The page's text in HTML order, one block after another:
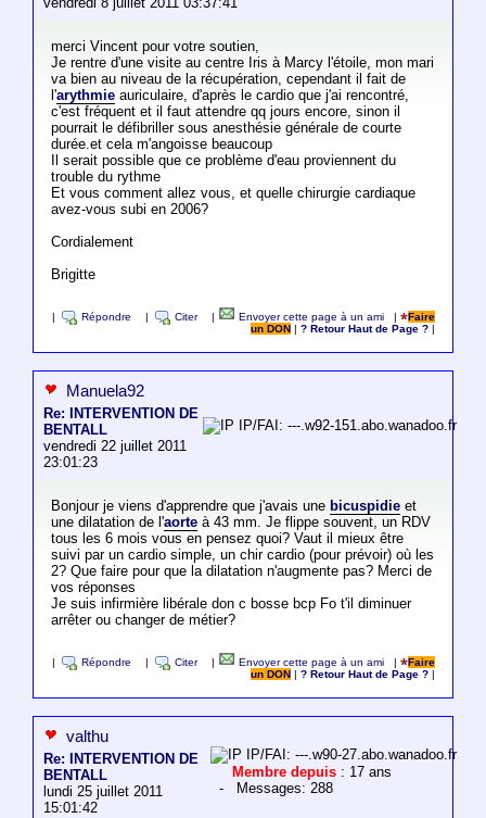
merci Vincent pour votre soutien,
Je rentre d'une visite au centre Iris à Marcy l'étoile, mon mari
va bien au niveau de la récupération, cependant il fait de
l'arythmieauriculaire, d'après le cardio que j'ai rencontré,
c'est fréquent et il faut attendre qq jours encore, sinon il
pourrait le défibriller sous anesthésie générale de courte
durée.et cela m'angoisse beaucoup
Il serait possible que ce problème d'eau proviennent du
trouble du rythme
Et vous comment allez vous, et quelle chirurgie cardiaque
avez-vous subi en 2006?
Cordialement
Brigitte
Répondre Citer Envoyer cette page à un ami |
Faire
un DON
|? Retour Haut de Page ?
Manuela92
Re: INTERVENTION DE
BENTALL
vendredi 22 juillet 2011
23:01:23
IP/FAI: ---.w92-151.abo.wanadoo.fr
Bonjour je viens d'apprendre que j'avais une bicuspidieet
une dilatation de l'aorteà 43 mm. Je flippe souvent, un RDV
tous les 6 mois vous en pensez quoi? Vaut il mieux être
suivi par un cardio simple, un chir cardio (pour prévoir) où les
2? Que faire pour que la dilatation n'augmente pas? Merci de
vos réponses
Je suis infirmière libérale don c bosse bcp Fo t'il diminuer
arrêter ou changer de métier?
Répondre Citer Envoyer cette page à un ami |
Faire
un DON
|? Retour Haut de Page ?
valthu
Re: INTERVENTION DE
BENTALL
lundi 25 juillet 2011
15:01:42
IP/FAI: ---.w90-27.abo.wanadoo.fr
Membre depuis : 17 ans
- Messages: 288